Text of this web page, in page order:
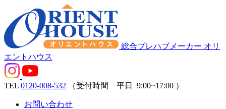
総合プレハブメーカー オリ
エントハウス
TEL 0120-008-532 （受付時間 平日 9:00~17:00 ）
お問い合わせ